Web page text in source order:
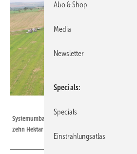
Systemumbau: Das neue Solarkraftwerk wird
zehn Hektar erstrecken.
Abo & Shop
Media
Newsletter
Specials
Specials
Einstrahlungsatlas